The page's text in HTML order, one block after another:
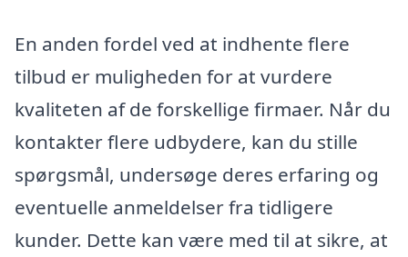
En anden fordel ved at indhente flere
tilbud er muligheden for at vurdere
kvaliteten af de forskellige firmaer. Når du
kontakter flere udbydere, kan du stille
spørgsmål, undersøge deres erfaring og
eventuelle anmeldelser fra tidligere
kunder. Dette kan være med til at sikre, at